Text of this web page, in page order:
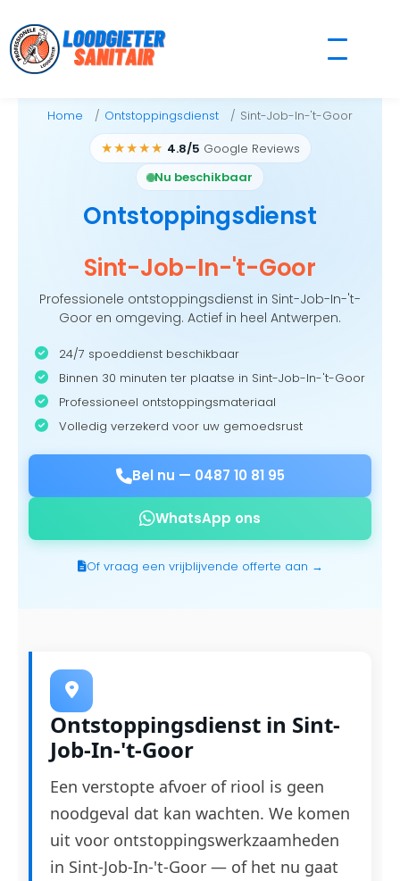
to
content
Home Ontstoppingsdienst Sint-Job-In-'t-Goor
★★★★★ 4.8/5 Google Reviews
Nu beschikbaar
Ontstoppingsdienst
Sint-Job-In-'t-Goor
Professionele ontstoppingsdienst in Sint-Job-In-'t-
Goor en omgeving. Actief in heel Antwerpen.
24/7 spoeddienst beschikbaar
Binnen 30 minuten ter plaatse in Sint-Job-In-'t-Goor
Professioneel ontstoppingsmateriaal
Volledig verzekerd voor uw gemoedsrust
Bel nu — 0487 10 81 95
WhatsApp ons
Of vraag een vrijblijvende offerte aan →
Ontstoppingsdienst in Sint-
Job-In-'t-Goor
Een verstopte afvoer of riool is geen
noodgeval dat kan wachten. We komen
uit voor ontstoppingswerkzaamheden
in Sint-Job-In-'t-Goor — of het nu gaat